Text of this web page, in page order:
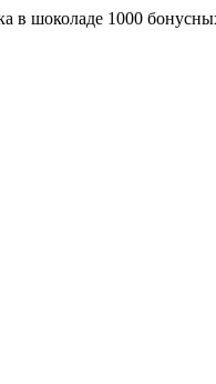
в шоколаде 1000